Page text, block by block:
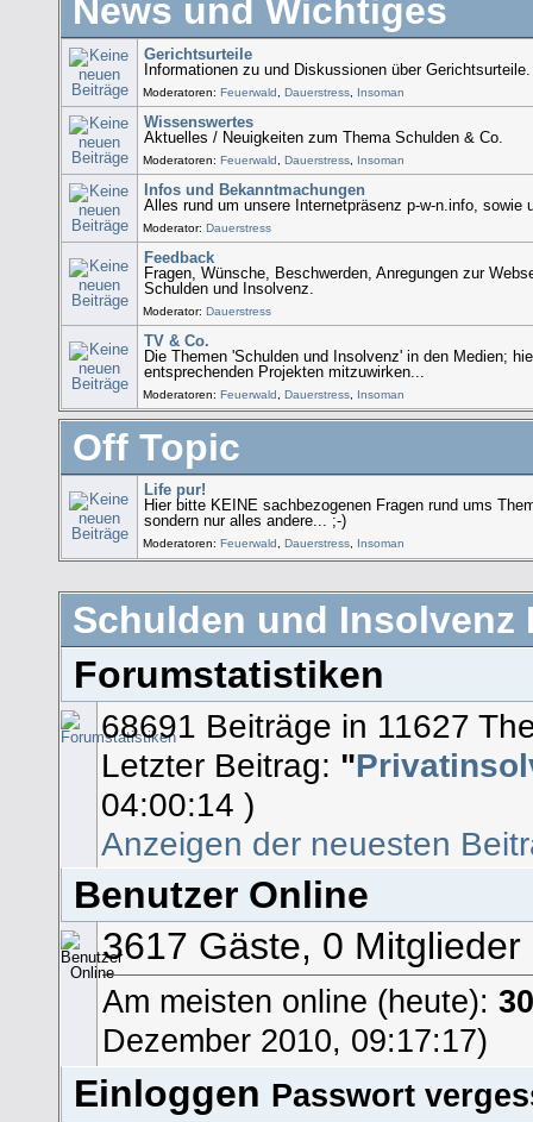
News und Wichtiges
Gerichtsurteile
Informationen zu und Diskussionen über Gerichtsurteile.
Moderatoren:Feuerwald ,Dauerstress Insoman
Wissenswertes
Aktuelles / Neuigkeiten zum Thema Schulden & Co.
Moderatoren:Feuerwald ,Dauerstress Insoman
Infos und Bekanntmachungen
Alles rund um unsere Internetpräsenz p-w-n.info, sowie
Moderator:Dauerstress
Feedback
Fragen, Wünsche, Beschwerden, Anregungen zur
Schulden und Insolvenz.
Moderator:Dauerstress
TV & Co.
Die Themen 'Schulden und Insolvenz' in den Medien;
entsprechenden Projekten mitzuwirken...
Moderatoren:Feuerwald ,Dauerstress Insoman
Off Topic
Life pur!
Hier bitte KEINE sachbezogenen Fragen rund ums
sondern nur alles andere... ;-)
Moderatoren:Feuerwald ,Dauerstress Insoman
Schulden und Insolvenz
Forumstatistiken
68691 Beiträge in 11627
Letzter Beitrag: "
04:00:14 )
Anzeigen der neuesten
Benutzer Online
3617 Gäste, 0 Mitglieder
Am meisten online (heute): 30
Dezember 2010, 09:17:17)
Einloggen Passwort